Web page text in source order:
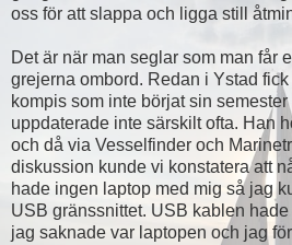
oss för att slappa och ligga still
Det är när man seglar som man får
grejerna ombord. Redan i Ystad
kompis som inte börjat sin semester
uppdaterade inte särskilt ofta. Han
och då via Vesselfinder och
diskussion kunde vi konstatera att
hade ingen laptop med mig så jag
USB gränssnittet. USB kablen
jag saknade var laptopen och jag